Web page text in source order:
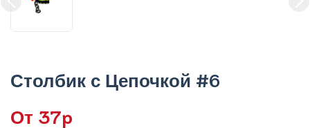
Столбик с Цепочкой #6
От 37p